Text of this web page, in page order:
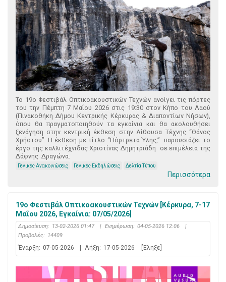
Το 19ο Φεστιβάλ Οπτικοακουστικών Τεχνών ανοίγει τις πόρτες
του την Πέμπτη 7 Μαΐου 2026 στις 19:30 στον Κήπο του Λαού
(Πινακοθήκη Δήμου Κεντρικής Κέρκυρας & Διαποντίων Νήσων),
όπου θα πραγματοποιηθούν τα εγκαίνια και θα ακολουθήσει
ξενάγηση στην κεντρική έκθεση στην Αίθουσα Τέχνης “Θάνος
Χρήστου”. Η έκθεση με τίτλο “Πόρτρετα Ύλης,” παρουσιάζει το
έργο της καλλιτέχνιδας Χριστίνας Δημητριάδη σε επιμέλεια της
Δάφνης Δραγώνα.
Γενικές Ανακοινώσεις Γενικές Εκδηλώσεις Δελτία Τύπου
Περισσότερα
19ο Φεστιβάλ Οπτικοακουστικών Τεχνών [Κέρκυρα, 7-17
Μαΐου 2026, Εγκαίνια: 07/05/2026]
Δημοσίευση: 13-02-2026 01:47 | Ενημέρωση: 04-05-2026 12:06
|
Προβολές: 14409
Έναρξη: 07-05-2026 Λήξη: 17-05-2026 [Έληξε]